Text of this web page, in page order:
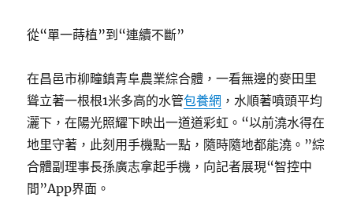
從“單一蒔植”到“連續不斷”
在昌邑市柳疃鎮青阜農業綜合體，一看無邊的麥田里
聳立著一根根1米多高的水管包養網 ，水順著噴頭平均
灑下，在陽光照耀下映出一道道彩虹。“以前澆水得在
地里守著，此刻用手機點一點，隨時隨地都能澆。”綜
合體副理事長孫廣志拿起手機，向記者展現“智控中
間”App界面。